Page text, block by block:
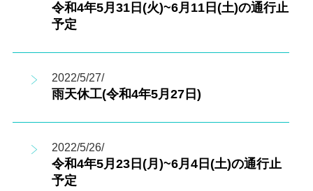
令和4年5月31日(火)~6月11日(土)の通行止
予定
2022/5/27/
雨天休工(令和4年5月27日)
2022/5/26/
令和4年5月23日(月)~6月4日(土)の通行止
予定